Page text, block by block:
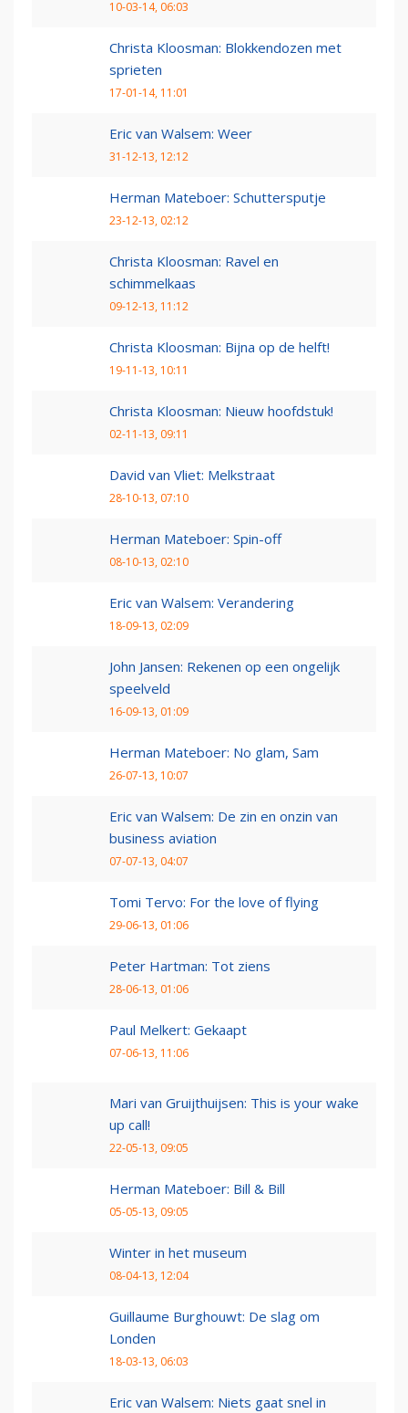
10-03-14, 06:03
Christa Kloosman: Blokkendozen met
sprieten
17-01-14, 11:01
Eric van Walsem: Weer
31-12-13, 12:12
Herman Mateboer: Schuttersputje
23-12-13, 02:12
Christa Kloosman: Ravel en
schimmelkaas
09-12-13, 11:12
Christa Kloosman: Bijna op de helft!
19-11-13, 10:11
Christa Kloosman: Nieuw hoofdstuk!
02-11-13, 09:11
David van Vliet: Melkstraat
28-10-13, 07:10
Herman Mateboer: Spin-off
08-10-13, 02:10
Eric van Walsem: Verandering
18-09-13, 02:09
John Jansen: Rekenen op een ongelijk
speelveld
16-09-13, 01:09
Herman Mateboer: No glam, Sam
26-07-13, 10:07
Eric van Walsem: De zin en onzin van
business aviation
07-07-13, 04:07
Tomi Tervo: For the love of flying
29-06-13, 01:06
Peter Hartman: Tot ziens
28-06-13, 01:06
Paul Melkert: Gekaapt
07-06-13, 11:06
Mari van Gruijthuijsen: This is your wake
up call!
22-05-13, 09:05
Herman Mateboer: Bill & Bill
05-05-13, 09:05
Winter in het museum
08-04-13, 12:04
Guillaume Burghouwt: De slag om
Londen
18-03-13, 06:03
Eric van Walsem: Niets gaat snel in